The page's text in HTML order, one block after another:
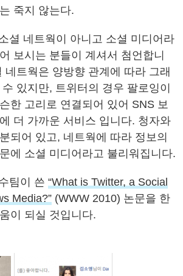
죽지 않는다.
셜 네트웍이 아니고 소셜 미디어라
보시는 분들이 계셔서 첨언합니
네트웍은 양방향 관계에 따라 그래
있지만, 트위터의 경우 팔로잉이
한 고리로 연결되어 있어 SNS 보
더 가까운 서비스 입니다. 청자와
되어 있고, 네트웍에 따라 정보의
에 소셜 미디어라고 불리워집니다.
팀이 쓴 “What is Twitter, a Social
Media?” (WWW 2010) 논문을 한
이 되실 것입니다.